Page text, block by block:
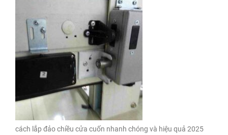
cách lắp đảo chiều cửa cuốn nhanh chóng và hiệu quả 2025